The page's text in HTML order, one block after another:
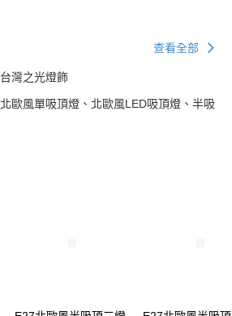
查看全部
台灣之光燈飾
北歐風單吸頂燈、北歐風LED吸頂燈、半吸